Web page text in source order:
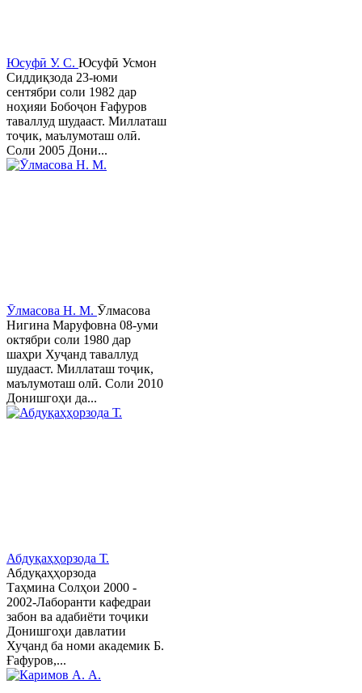
Юсуфӣ У. C. Юсуфӣ Усмон
Сиддиқзода 23-юми
сентябри соли 1982 дар
ноҳияи Бобоҷон Ғафуров
таваллуд шудааст. Миллаташ
тоҷик, маълумоташ олӣ.
Соли 2005 Дони...
Ӯлмасова Н. М. Ӯлмасова
Нигина Маруфовна 08-уми
октябри соли 1980 дар
шаҳри Хуҷанд таваллуд
шудааст. Миллаташ тоҷик,
маълумоташ олӣ. Соли 2010
Донишгоҳи да...
Абдуқаҳҳорзода Т.
Абдуқаҳҳорзода
Таҳмина Солҳои 2000 -
2002-Лаборанти кафедраи
забон ва адабиёти тоҷики
Донишгоҳи давлатии
Хуҷанд ба номи академик Б.
Ғафуров,...